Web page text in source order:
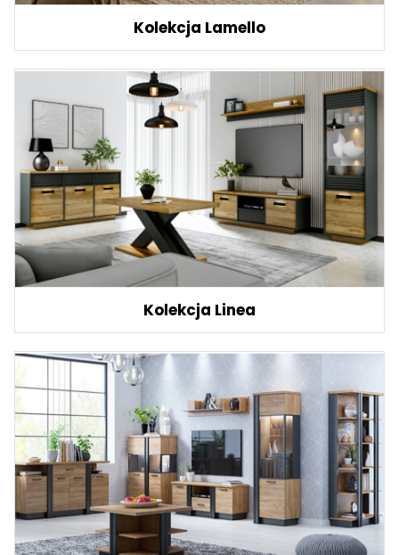
Kolekcja Lamello
Kolekcja Linea